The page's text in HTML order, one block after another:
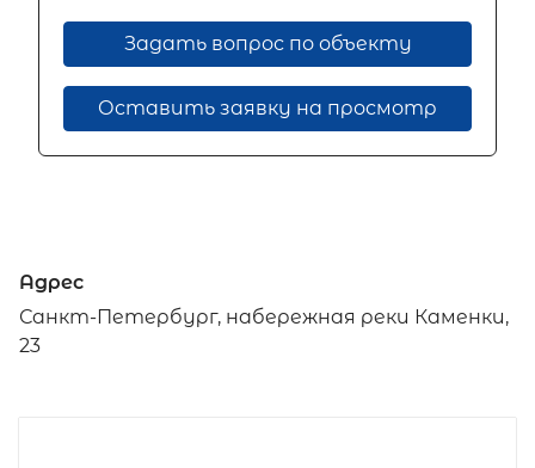
Задать вопрос по объекту
Оставить заявку на просмотр
Адрес
Санкт-Петербург, набережная реки Каменки,
23